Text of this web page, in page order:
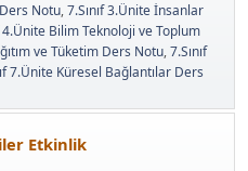
Notu 7.Sınıf 3.Ünite İnsanlar
4.Ünite Bilim Teknoloji ve Toplum
ve Tüketim Ders Notu 7.Sınıf
7.Ünite Küresel Bağlantılar Ders
Etkinlik